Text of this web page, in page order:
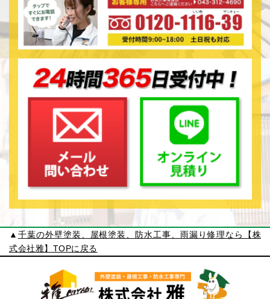
▲ 千葉の外壁塗装、屋根塗装、防水工事、雨漏り修理なら【株
式会社雅】TOPに戻る